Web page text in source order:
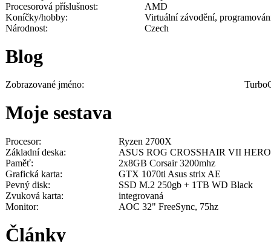
Procesorová příslušnost:
AMD
Koníčky/hobby:
Virtuální závodění,
Národnost:
Czech
Blog
Zobrazované jméno:
Moje sestava
Procesor:
Ryzen 2700X
Základní deska:
ASUS ROG CROSSHAIR VII HERO
Paměť:
2x8GB Corsair 3200mhz
Grafická karta:
GTX 1070ti Asus strix AE
Pevný disk:
SSD M.2 250gb + 1TB WD Black
Zvuková karta:
integrovaná
Monitor:
AOC 32" FreeSync, 75hz
Články